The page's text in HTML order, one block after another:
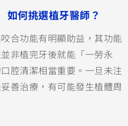
如何挑選植牙醫師？
合功能有明顯助益，其功能
非植完牙後就能「一勞永
腔清潔相當重要。一旦未注
善治療，有可能發生植體周